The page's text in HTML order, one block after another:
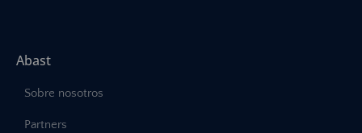
Abast
Sobre nosotros
Partners